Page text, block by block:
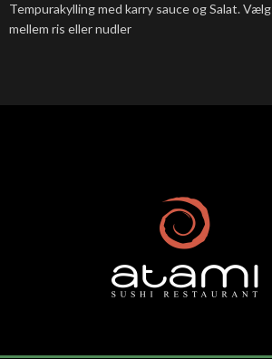
Tempurakylling med karry sauce og Salat. Vælg
mellem ris eller nudler